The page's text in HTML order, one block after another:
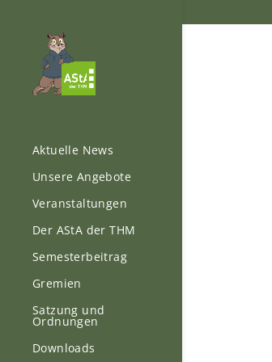
Aktuelle News
Unsere Angebote
Veranstaltungen
Der AStA der THM
Semesterbeitrag
Gremien
Satzung und
Ordnungen
Downloads